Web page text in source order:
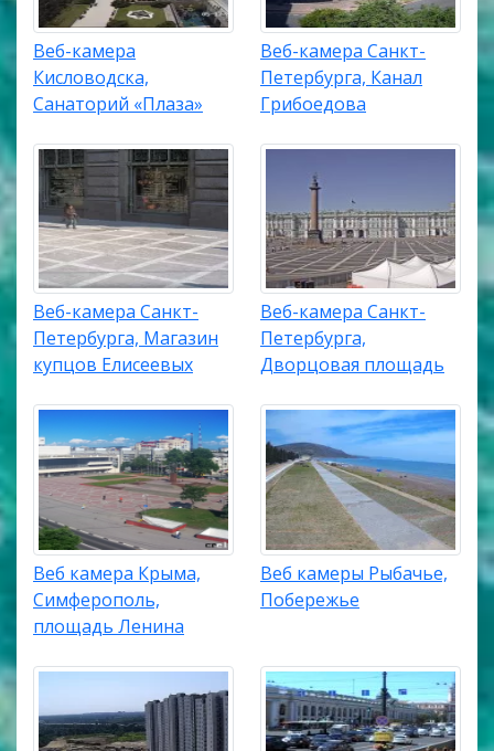
Веб-камера
Кисловодска,
Санаторий «Плаза»
Веб-камера Санкт-
Петербурга, Канал
Грибоедова
Веб-камера Санкт-
Петербурга, Магазин
купцов Елисеевых
Веб-камера Санкт-
Петербурга,
Дворцовая площадь
Веб камера Крыма,
Симферополь,
площадь Ленина
Веб камеры Рыбачье,
Побережье